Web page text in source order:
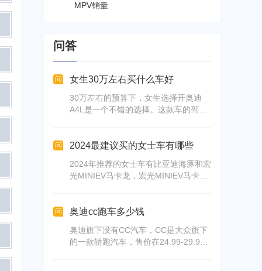
MPV销量
问答
问 女生30万左右买什么车好
30万左右的预算下，女生选择开奥迪
A4L是一个不错的选择。这款车的驾驶
的空间布局满意，前后排都能找到舒适
C级2024款 C 200 L 运动版。虽然是全
系最低配，但2024款的颜值提升明显，
不错的选择，这款车的驾驶体验良好，
操控不错，空间也比较宽敞。
问 2024最建议买的女士车有哪些
2024年推荐的女士车有比亚迪海豚和宏
光MINIEV马卡龙，宏光MINIEV马卡龙
好猫充满少女心和复古元素。
问 奥迪cc跑车多少钱
奥迪旗下没有CC汽车，CC是大众旗下
的一款轿跑汽车，售价在24.99-29.99